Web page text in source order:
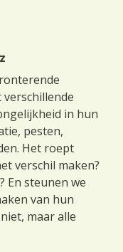
in hun
pesten,
Het roept
verschil maken?
En steunen we
van hun
maar alle